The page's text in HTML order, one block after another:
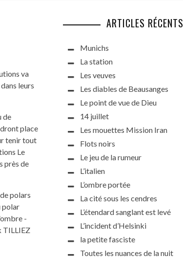
va
leurs
de
place
tenir tout
Le
près de
polars
polar
-
TILLIEZ
ARTICLES RÉCENTS
Munichs
La station
Les veuves
Les diables de Beausanges
Le point de vue de Dieu
14 juillet
Les mouettes Mission Iran
Flots noirs
Le jeu de la rumeur
L’italien
L’ombre portée
La cité sous les cendres
L’étendard sanglant est levé
L’incident d’Helsinki
la petite fasciste
Toutes les nuances de la nuit